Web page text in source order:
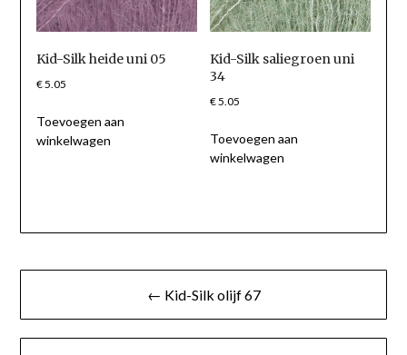
Kid-Silk heide uni 05
€5.05
Toevoegen aan
winkelwagen
Kid-Silk saliegroen uni
34
€5.05
Toevoegen aan
winkelwagen
Berichtnavigatie
← Kid-Silk olijf 67